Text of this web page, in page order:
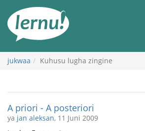
maudhui
jukwaa Kuhusu lugha zingine
A priori - A posteriori
ya jan aleksan, 11 Juni 2009